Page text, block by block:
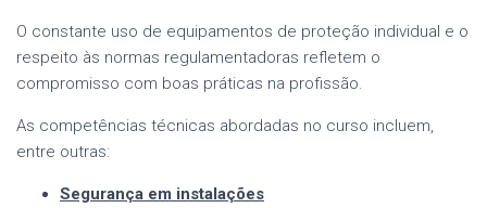
O constante uso de equipamentos de proteção individual e o
respeito às normas regulamentadoras refletem o
compromisso com boas práticas na profissão.
As competências técnicas abordadas no curso incluem,
entre outras:
Segurança em instalações